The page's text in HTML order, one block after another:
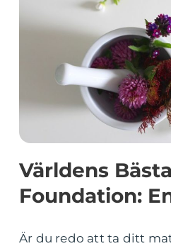
Världens Bästa
Foundation:
Är du redo att ta ditt